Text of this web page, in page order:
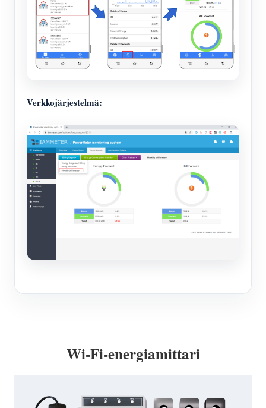
FAQ
Uutiset
Blogit
Palkinto-ohjelma
Meistä
Verkkojärjestelmä:
Wi-Fi-energiamittari